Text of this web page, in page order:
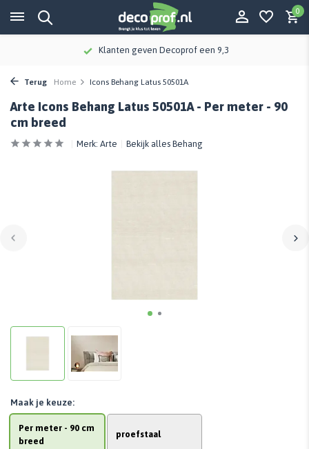
0
Klanten geven Decoprof een 9,3
Terug Home Icons Behang Latus 50501A
Arte Icons Behang Latus 50501A - Per meter - 90
cm breed
Merk: Arte Bekijk alles Behang
Per meter - 90 cm
breed
proefstaal
Maak je keuze: